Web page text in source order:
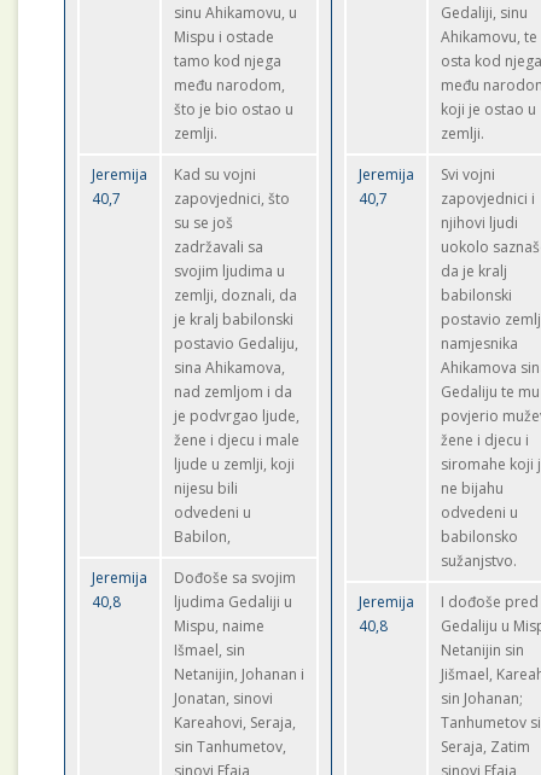
sinu Ahikamovu, u
Mispu i ostade
tamo kod njega
među narodom,
što je bio ostao u
zemlji.
Jeremija
40,7
Kad su vojni
zapovjednici, što
su se još
zadržavali sa
svojim ljudima u
zemlji, doznali, da
je kralj babilonski
postavio Gedaliju,
sina Ahikamova,
nad zemljom i da
je podvrgao ljude,
žene i djecu i male
ljude u zemlji, koji
nijesu bili
odvedeni u
Babilon,
Jeremija
40,8
Dođoše sa svojim
ljudima Gedaliji u
Mispu, naime
Išmael, sin
Netanijin, Johanan i
Jonatan, sinovi
Kareahovi, Seraja,
sin Tanhumetov,
sinovi Efaja,
Gedaliji, sinu
Ahikamovu, te
osta kod
među
koji je ostao u
zemlji.
Jeremija
40,7
Svi vojni
zapovjednici i
njihovi ljudi
uokolo
da je kralj
babilonski
postavio
namjesnika
Ahikamova
Gedaliju te mu
povjerio
žene i djecu i
siromahe koji
ne bijahu
odvedeni u
babilonsko
sužanjstvo.
Jeremija
40,8
I dođoše pred
Gedaliju u
Netanijin sin
Jišmael,
sin Johanan;
Tanhumetov
Seraja, Zatim
sinovi Efaja